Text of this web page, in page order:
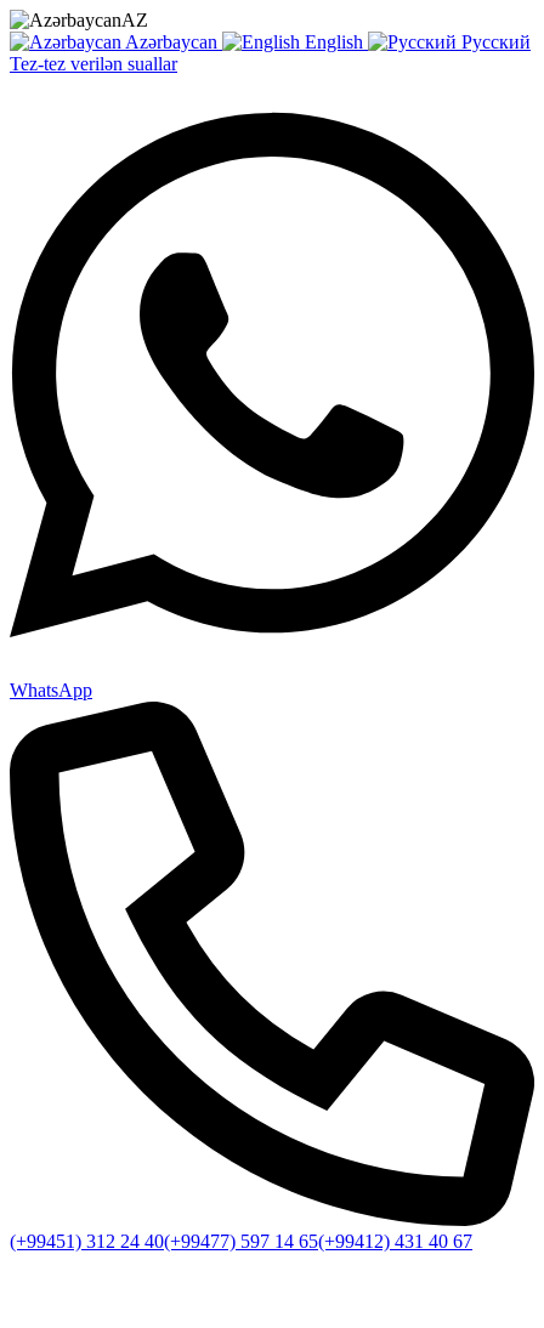
AZ
Azərbaycan
English
Русский
Tez-tez verilən suallar
WhatsApp
(+99451) 312 24 40(+99477) 597 14 65(+99412) 431 40 67